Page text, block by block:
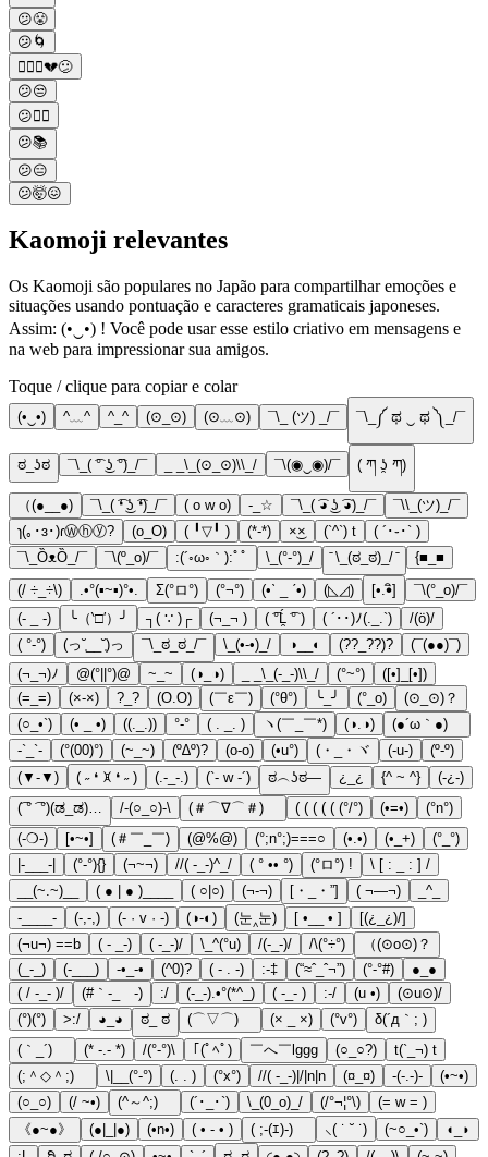
😕😤
😕🌀
🤷🏻‍♀️💔😕
😕😒
😕🤷‍♂️
😕📚
😕😑
😕🤯😖
Kaomoji relevantes
Os Kaomoji são populares no Japão para compartilhar emoções e
situações usando pontuação e caracteres gramaticais japoneses.
Assim: (•‿•) ! Você pode usar esse estilo criativo em mensagens e
na web para impressionar sua amigos.
Toque / clique para copiar e colar
(•‿•) ^﹏^ ^_^ (⊙_⊙) (⊙﹏⊙) ¯\_ (ツ) _/¯ ¯\_༼ ಥ ‿ ಥ ༽_/¯
ಠ_ʖಠ ¯\_( ͡° ͜ʖ ͡°)_/¯ _ _\_(⊙_⊙)\\_/ ¯\(◉‿◉)/¯ ( ཀ ʖ̯ ཀ)
（(●__●) ¯\_( ͡❛ ͜ʖ ͡❛)_/¯ ( o w o) -_☆ ¯\_( ͡◕ ͜ʖ ͡◕)_/¯
¯\\_(ツ)_/¯
ɿ(｡･ɜ･)ɾⓌⓗⓨ?
(o_O) ( ╹▽╹ ) (*-*) ×͜× (`^`) t
( ´･֊･` )
¯\_ȌᴥȌ_/¯
¯\(º_o)/¯ :(´◦ω◦｀):ﾟﾟ \_(°-°)_/ ̄ \_(ಠ_ಠ)_/ ̄
{■_■
(/ ÷_÷\)
.•°(▪~▪)°•. Σ(°ロ°) (°¬°) (•ˋ _ ˊ•) (◺◿) [•.•ิ]
¯\(°_o)/¯
(- _ -)
╰（‵□′）╯ ┐( ∵ )┌ (¬_¬ ) ( ͡°Ĺ̯ ͡° ) ( ´･･)ﾉ(._.`)
/(ö)/
( °-°)
(っ˘̩__˘̩)っ ¯\_ಠ_ಠ_/¯ \_(•-•)_/ ◑__◐ (??_??)?
(¯(●●)¯)
(¬_¬)ﾉ
@(°||°)@ ~_~ (◑_◑) _ _\_(-_-)\\_/ (°~°)
([•]_[•])
(=_=)
(×-×) ?_? (O.O) (￣ε￣) (°θ°) ╰_╯ (°_o)
(⊙_⊙)？
(○_•`)
(• _ •) ((._.)) °-° ( . _. ) ヽ(￣_￣*) (◑.◑)
(●´ω｀●)ゞ
-`_`-
(°(00)°) (~_~) (º∆º)? (o-o) (•u°) (・_・ヾ (-u-)
(º-º)
(▼-▼)
( ˶ ❛ ꁞ ❛ ˶ ) (.-_-.) (`- w -´) ಠ︵ʖಠ― ¿_¿ {^ ~ ^}
(-¿-)
(͡ ° ͡ °)(ಡ_ಡ)…
/-(○_○)-\ (＃⌒∇⌒＃)ゞ ( ( ( ( ( (°/°) (•=•)
(°n°)
(-❍-)
[•~•] (＃￣_￣) (@%@) (°;n°;)===○ (•.•) (•_+)
(°_°)
|-___-|
(°-°){} (¬~¬) //( -_-)^_/ ( ° •• °) (°ロ°) !
\ [ : _ : ] /
__(~.~)__
( ● | ● )____ ( ○|○) (¬-¬) [・_・”] ( ¬—¬)
_^_
-____-
(-,-,) (- · v · -) (◑-◐) (눈‸눈) [ •__ • ]
[(¿_¿)/]
(¬u¬) ==b
( - _-) ( -_-)/ \_^(°u) /(-_-)/ /\(°÷°)
（(⊙o⊙)？
(_-_)
(-___) -•_-• (^0)? ( - . -) :-‡ (“≈ˆ_ˆ¬”) (°-°#)
●_●
( / -_- )/
(#｀-_ゝ-) :/ (-_-).•°(*^_) ( -_- ) :-/ (u •)
(⊙u⊙)/
(°)(°)
>:/ ◕_◕ ಠ_ ಠ (⌒▽⌒)ゞ (× _ ×) (°v°)
δ(´д｀; )
(｀_´)ゞ
(* -.- *) /(°-°)\ ｢(ﾟﾍﾟ) ￣へ￣lggg (○_○?)
t(`_¬) t
(;＾◇＾;)ゝ
\|__(°-°) (. . ) (°x°) //( -_-)|/|n|n (¤_¤) -(-.-)-
(•~•)
(○_○)
(/ ~•) (^～^;)ゞ (´･_･`) \_(0_o)_/ (/°¬¦°\)
(= w = )
《●~●》
(●|_|●) (•n•) ( • - • ) ( ;-(ｴ)-)ゞ ⸜( ˙ ˘ ˙) (~○_•`)
◖_◗